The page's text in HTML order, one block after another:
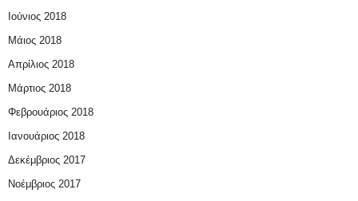
Ιούνιος 2018
Μάιος 2018
Απρίλιος 2018
Μάρτιος 2018
Φεβρουάριος 2018
Ιανουάριος 2018
Δεκέμβριος 2017
Νοέμβριος 2017